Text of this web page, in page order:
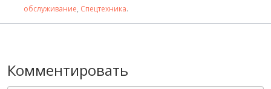
обслуживание, Спецтехника.
Комментировать